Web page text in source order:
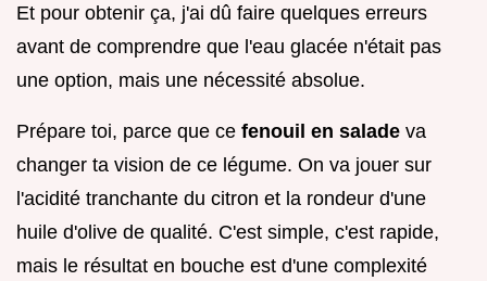
Et pour obtenir ça, j'ai dû faire quelques erreurs
avant de comprendre que l'eau glacée n'était pas
une option, mais une nécessité absolue.
Prépare toi, parce que ce fenouil en salade va
changer ta vision de ce légume. On va jouer sur
l'acidité tranchante du citron et la rondeur d'une
huile d'olive de qualité. C'est simple, c'est rapide,
mais le résultat en bouche est d'une complexité